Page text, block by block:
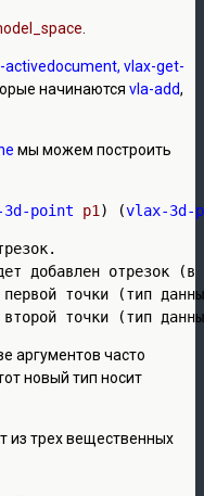
vlax-get-
начинаются vla-add,
мы можем построить
point p1 ) (vlax-3d-
точки (тип
аргументов часто
новый тип носит
из трех вещественных